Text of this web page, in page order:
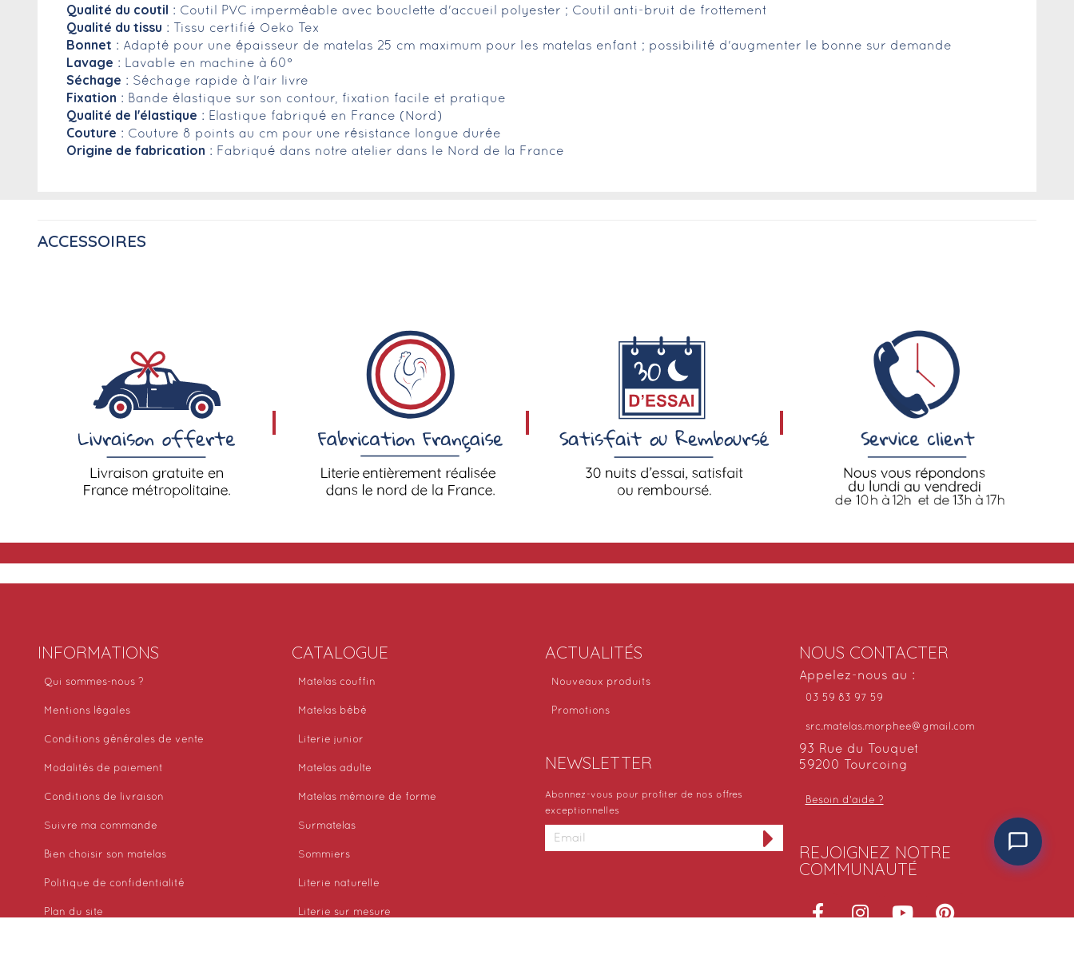
Qualité du coutil : Coutil PVC imperméable avec bouclette d'accueil polyester ; Coutil anti-bruit de frottement
Qualité du tissu : Tissu certifié Oeko Tex
Bonnet : Adapté pour une épaisseur de matelas 25 cm maximum pour les matelas enfant ; possibilité d'augmenter le bonne sur demande
Lavage : Lavable en machine à 60°
Séchage : Séchage rapide à l'air livre
Fixation : Bande élastique sur son contour, fixation facile et pratique
Qualité de l'élastique : Elastique fabriqué en France (Nord)
Couture : Couture 8 points au cm pour une résistance longue durée
Origine de fabrication : Fabriqué dans notre atelier dans le Nord de la France
ACCESSOIRES
INFORMATIONS
Qui sommes-nous ?
Mentions légales
Conditions générales de vente
Modalités de paiement
Conditions de livraison
Suivre ma commande
Bien choisir son matelas
Politique de confidentialité
Plan du site
CATALOGUE
Matelas couffin
Matelas bébé
Literie junior
Matelas adulte
Matelas mémoire de forme
Surmatelas
Sommiers
Literie naturelle
Literie sur mesure
ACTUALITÉS
Nouveaux produits
Promotions
NEWSLETTER
Abonnez-vous pour profiter de nos offres
exceptionnelles
NOUS CONTACTER
Appelez-nous au :
03 59 83 97 59
src.matelas.morphee@gmail.com
93 Rue du Touquet
59200 Tourcoing
Besoin d'aide ?
REJOIGNEZ NOTRE
COMMUNAUTÉ